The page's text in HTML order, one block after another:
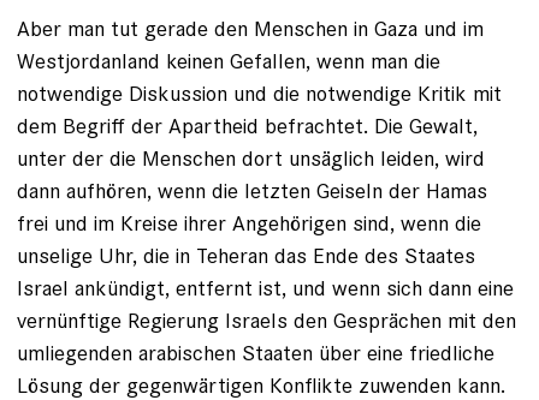
Aber man tut gerade den Menschen in Gaza und im
Westjordanland keinen Gefallen, wenn man die
notwendige Diskussion und die notwendige Kritik mit
dem Begriff der Apartheid befrachtet. Die Gewalt,
unter der die Menschen dort unsäglich leiden, wird
dann aufhören, wenn die letzten Geiseln der Hamas
frei und im Kreise ihrer Angehörigen sind, wenn die
unselige Uhr, die in Teheran das Ende des Staates
Israel ankündigt, entfernt ist, und wenn sich dann eine
vernünftige Regierung Israels den Gesprächen mit den
umliegenden arabischen Staaten über eine friedliche
Lösung der gegenwärtigen Konflikte zuwenden kann.